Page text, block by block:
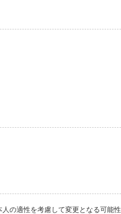
の適性を考慮して変更となる可能性